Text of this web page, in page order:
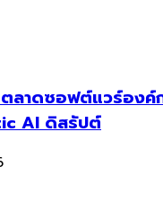
ลาดซอฟต์แวร์องค์
AI ดิสรัปต์